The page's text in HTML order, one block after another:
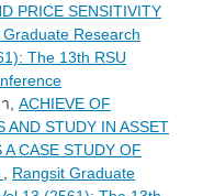
PRICE SENSITIVITY
Graduate Research
The 13th RSU
, ACHIEVE OF
AND STUDY IN ASSET
CASE STUDY OF
Rangsit Graduate